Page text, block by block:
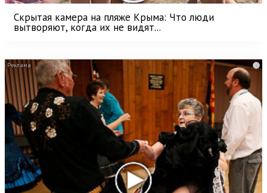
Скрытая камера на пляже Крыма: Что люди
вытворяют, когда их не видят...
i